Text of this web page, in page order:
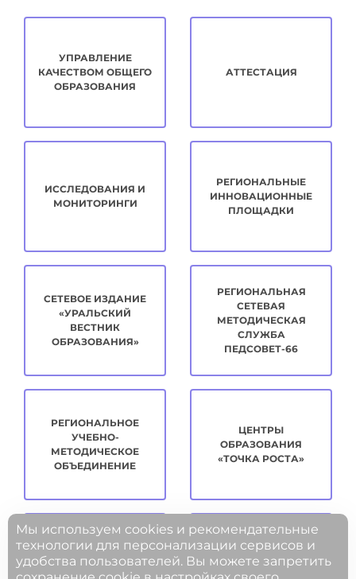
УПРАВЛЕНИЕ
КАЧЕСТВОМ ОБЩЕГО
ОБРАЗОВАНИЯ
АТТЕСТАЦИЯ
ИССЛЕДОВАНИЯ И
МОНИТОРИНГИ
РЕГИОНАЛЬНЫЕ
ИННОВАЦИОННЫЕ
ПЛОЩАДКИ
СЕТЕВОЕ ИЗДАНИЕ
«УРАЛЬСКИЙ
ВЕСТНИК
ОБРАЗОВАНИЯ»
РЕГИОНАЛЬНАЯ
СЕТЕВАЯ
МЕТОДИЧЕСКАЯ
СЛУЖБА
ПЕДСОВЕТ-66
РЕГИОНАЛЬНОЕ
УЧЕБНО-
МЕТОДИЧЕСКОЕ
ОБЪЕДИНЕНИЕ
ЦЕНТРЫ
ОБРАЗОВАНИЯ
«ТОЧКА РОСТА»
МЕТОДИЧЕСКАЯ
КОПИЛКА
ЦИФРОВОЕ
РАЗВИТИЕ
Мы используем cookies и рекомендательные
технологии для персонализации сервисов и
удобства пользователей. Вы можете запретить